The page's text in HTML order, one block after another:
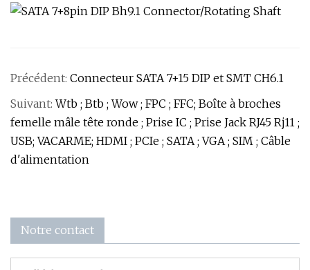
Précédent: Connecteur SATA 7+15 DIP et SMT CH6.1
Suivant:Wtb ; Btb ; Wow ; FPC ; FFC; Boîte à broches
femelle mâle tête ronde ; Prise IC ; Prise Jack RJ45 Rj11 ;
USB; VACARME; HDMI ; PCIe ; SATA ; VGA ; SIM ; Câble
d'alimentation
Notre contact